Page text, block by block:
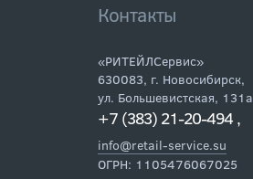
Контакты
«РИТЕЙЛСервис»
630083, г. Новосибирск,
ул. Большевистская, 131а
+7 (383) 21-20-494 ,
info@retail-service.su
ОГРН: 1105476067025